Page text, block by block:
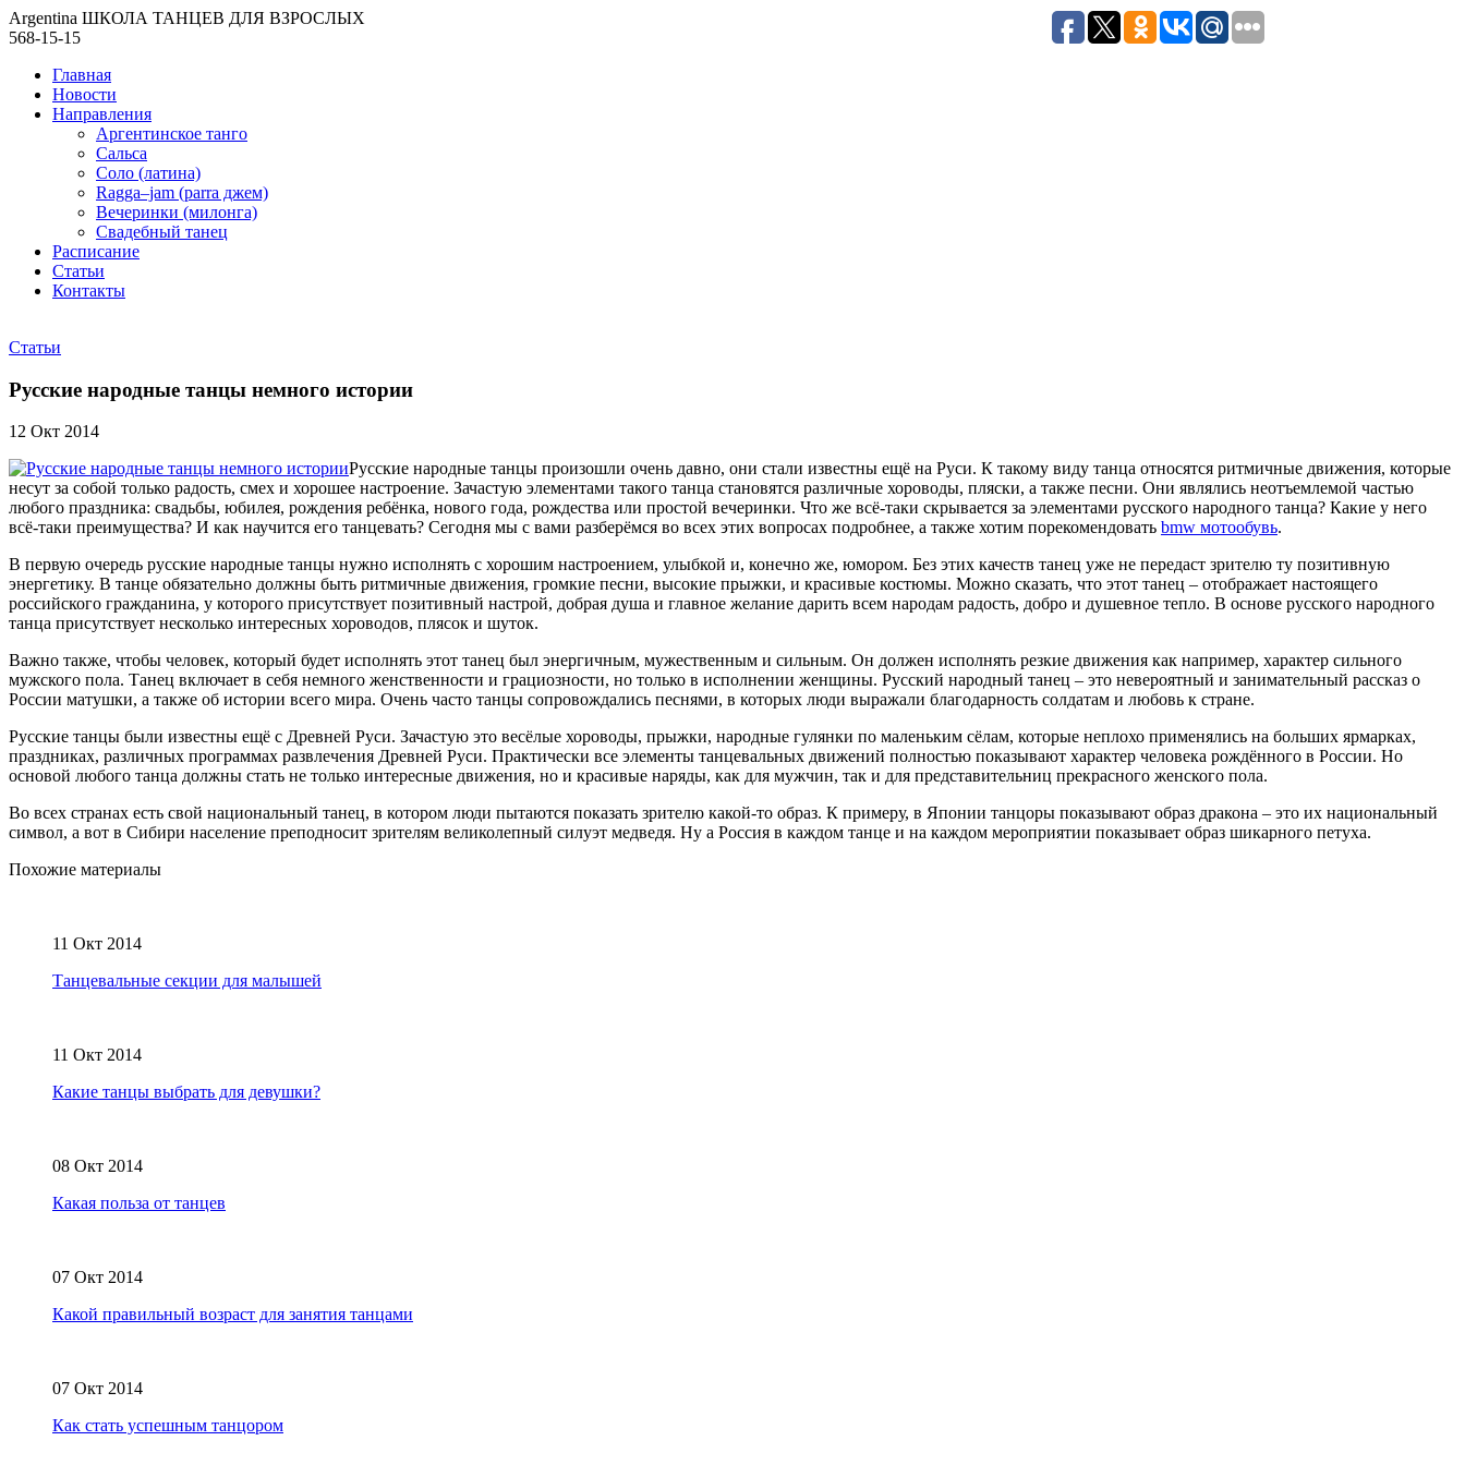
Argentina ШКОЛА ТАНЦЕВ ДЛЯ ВЗРОСЛЫХ
568-15-15
Главная
Новости
Направления
Аргентинское танго
Сальса
Соло (латина)
Ragga–jam (parra джем)
Вечеринки (милонга)
Свадебный танец
Расписание
Статьи
Контакты
Статьи
Русские народные танцы немного истории
12 Окт 2014
Русские народные танцы произошли очень давно, они стали известны ещё на Руси. К такому виду танца относятся ритмичные движения, которые
несут за собой только радость, смех и хорошее настроение. Зачастую элементами такого танца становятся различные хороводы, пляски, а также песни. Они являлись неотъемлемой частью
любого праздника: свадьбы, юбилея, рождения ребёнка, нового года, рождества или простой вечеринки. Что же всё-таки скрывается за элементами русского народного танца? Какие у него
всё-таки преимущества? И как научится его танцевать? Сегодня мы с вами разберёмся во всех этих вопросах подробнее, а также хотим порекомендовать bmw мотообувь.
В первую очередь русские народные танцы нужно исполнять с хорошим настроением, улыбкой и, конечно же, юмором. Без этих качеств танец уже не передаст зрителю ту позитивную
энергетику. В танце обязательно должны быть ритмичные движения, громкие песни, высокие прыжки, и красивые костюмы. Можно сказать, что этот танец – отображает настоящего
российского гражданина, у которого присутствует позитивный настрой, добрая душа и главное желание дарить всем народам радость, добро и душевное тепло. В основе русского народного
танца присутствует несколько интересных хороводов, плясок и шуток.
Важно также, чтобы человек, который будет исполнять этот танец был энергичным, мужественным и сильным. Он должен исполнять резкие движения как например, характер сильного
мужского пола. Танец включает в себя немного женственности и грациозности, но только в исполнении женщины. Русский народный танец – это невероятный и занимательный рассказ о
России матушки, а также об истории всего мира. Очень часто танцы сопровождались песнями, в которых люди выражали благодарность солдатам и любовь к стране.
Русские танцы были известны ещё с Древней Руси. Зачастую это весёлые хороводы, прыжки, народные гулянки по маленьким сёлам, которые неплохо применялись на больших ярмарках,
праздниках, различных программах развлечения Древней Руси. Практически все элементы танцевальных движений полностью показывают характер человека рождённого в России. Но
основой любого танца должны стать не только интересные движения, но и красивые наряды, как для мужчин, так и для представительниц прекрасного женского пола.
Во всех странах есть свой национальный танец, в котором люди пытаются показать зрителю какой-то образ. К примеру, в Японии танцоры показывают образ дракона – это их национальный
символ, а вот в Сибири население преподносит зрителям великолепный силуэт медведя. Ну а Россия в каждом танце и на каждом мероприятии показывает образ шикарного петуха.
Похожие материалы
11 Окт 2014
Танцевальные секции для малышей
11 Окт 2014
Какие танцы выбрать для девушки?
08 Окт 2014
Какая польза от танцев
07 Окт 2014
Какой правильный возраст для занятия танцами
07 Окт 2014
Как стать успешным танцором